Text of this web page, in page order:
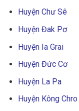
Huyện Chư Sê
Huyện Đak Pơ
Huyện Ia Grai
Huyện Đức Cơ
Huyện La Pa
Huyện Kông Chro